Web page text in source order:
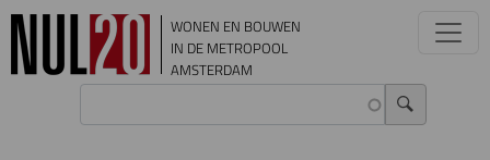
Overslaan en naar de inhoud gaan
WONEN EN BOUWEN
IN DE METROPOOL
AMSTERDAM